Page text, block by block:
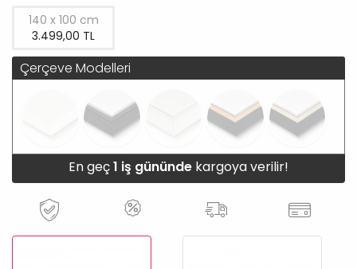
140 x 100 cm
3.499,00 TL
Çerçeve Modelleri
En geç1 iş gününde kargoya verilir!